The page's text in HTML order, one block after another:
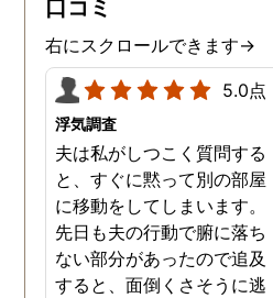
口コミ
右にスクロールできます→
5.0点
浮気調査
夫は私がしつこく質問する
と、すぐに黙って別の部屋
に移動をしてしまいます。
先日も夫の行動で腑に落ち
ない部分があったので追及
すると、面倒くさそうに逃